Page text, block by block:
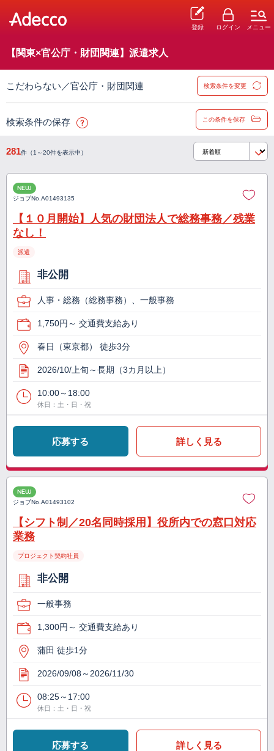
登録 ログイン メニュー
【関東×官公庁・財団関連】派遣求人
こだわらない／官公庁・財団関連 検索条件を変更
検索条件の保存 この条件を保存
281件（1～20件を表示中）
NEW
ジョブNo.A01493135
【１０月開始】人気の財団法人で総務事務／残業
なし！
派遣
非公開
人事・総務（総務事務）、一般事務
1,750円～ 交通費支給あり
春日（東京都） 徒歩3分
2026/10/上旬～長期（3カ月以上）
10:00～18:00
休日：土・日・祝
応募する 詳しく見る
NEW
ジョブNo.A01493102
【シフト制／20名同時採用】役所内での窓口対応
業務
プロジェクト契約社員
非公開
一般事務
1,300円～ 交通費支給あり
蒲田 徒歩1分
2026/09/08～2026/11/30
08:25～17:00
休日：土・日・祝
応募する 詳しく見る